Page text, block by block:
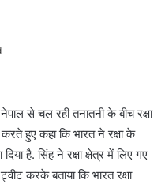
से चल रही तनातनी के बीच रक्षा
हुए कहा कि भारत ने रक्षा के
है. सिंह ने रक्षा क्षेत्र में लिए गए
करके बताया कि भारत रक्षा